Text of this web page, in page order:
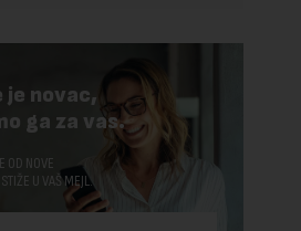
je novac,
ga za vas.
OD NOVE
U VAŠ MEJL.